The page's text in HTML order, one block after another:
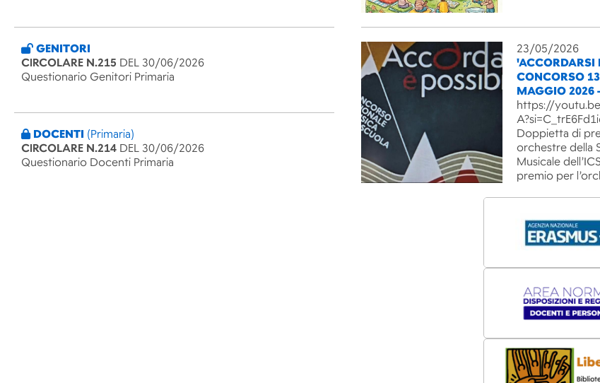
GENITORI
CIRCOLARE N.215 DEL 30/06/2026
Questionario Genitori Primaria
DOCENTI (Primaria)
CIRCOLARE N.214 DEL 30/06/2026
Questionario Docenti Primaria
23/05/2026
'ACCORDARSI
CONCORSO
MAGGIO 2026
https://
Doppietta di
orchestre della
Musicale
premio per